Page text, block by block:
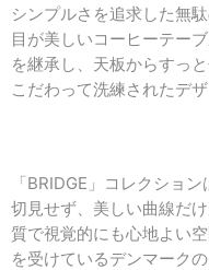
シンプルさを追求した無
目が美しいコーヒーテー
を継承し、天板からすっ
こだわって洗練されたデ
「BRIDGE」コレクショ
切見せず、美しい曲線だ
質で視覚的にも心地よい
を受けているデンマーク